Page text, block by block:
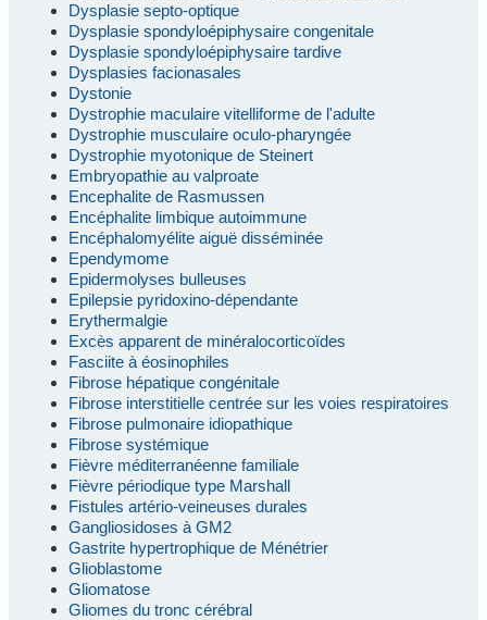
Dysplasie septo-optique
Dysplasie spondyloépiphysaire congenitale
Dysplasie spondyloépiphysaire tardive
Dysplasies facionasales
Dystonie
Dystrophie maculaire vitelliforme de l'adulte
Dystrophie musculaire oculo-pharyngée
Dystrophie myotonique de Steinert
Embryopathie au valproate
Encephalite de Rasmussen
Encéphalite limbique autoimmune
Encéphalomyélite aiguë disséminée
Ependymome
Epidermolyses bulleuses
Epilepsie pyridoxino-dépendante
Erythermalgie
Excès apparent de minéralocorticoïdes
Fasciite à éosinophiles
Fibrose hépatique congénitale
Fibrose interstitielle centrée sur les voies respiratoires
Fibrose pulmonaire idiopathique
Fibrose systémique
Fièvre méditerranéenne familiale
Fièvre périodique type Marshall
Fistules artério-veineuses durales
Gangliosidoses à GM2
Gastrite hypertrophique de Ménétrier
Glioblastome
Gliomatose
Gliomes du tronc cérébral